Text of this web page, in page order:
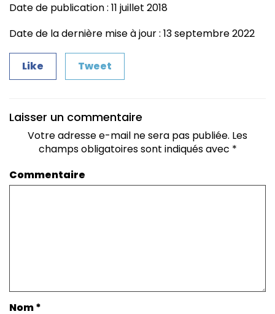
Date de publication : 11 juillet 2018
Date de la dernière mise à jour : 13 septembre 2022
Like Tweet
Laisser un commentaire
Votre adresse e-mail ne sera pas publiée. Les
champs obligatoires sont indiqués avec *
Commentaire
Nom*